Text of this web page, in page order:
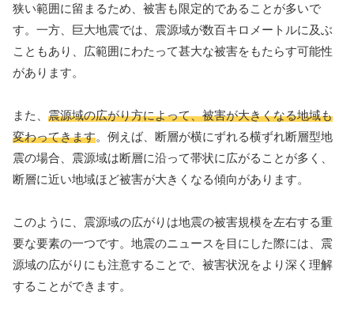
狭い範囲に留まるため、被害も限定的であることが多いで
す。一方、巨大地震では、震源域が数百キロメートルに及ぶ
こともあり、広範囲にわたって甚大な被害をもたらす可能性
があります。
また、 震源域の広がり方によって、被害が大きくなる地域も
変わってきます。例えば、断層が横にずれる横ずれ断層型地
震の場合、震源域は断層に沿って帯状に広がることが多く、
断層に近い地域ほど被害が大きくなる傾向があります。
このように、震源域の広がりは地震の被害規模を左右する重
要な要素の一つです。地震のニュースを目にした際には、震
源域の広がりにも注意することで、被害状況をより深く理解
することができます。